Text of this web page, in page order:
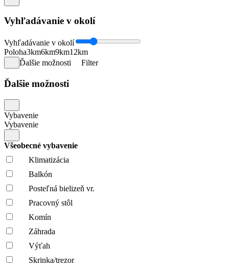
Vyhľadávanie v okolí
Vyhľadávanie v okolí
Poloha3km6km9km12km
Ďalšie možnosti
Filter
Ďalšie možnosti
Vybavenie
Vybavenie
Všeobecné vybavenie
Klimatizácia
Balkón
Posteľná bielizeň vr.
Pracovný stôl
Komín
Záhrada
Výťah
Skrinka/trezor